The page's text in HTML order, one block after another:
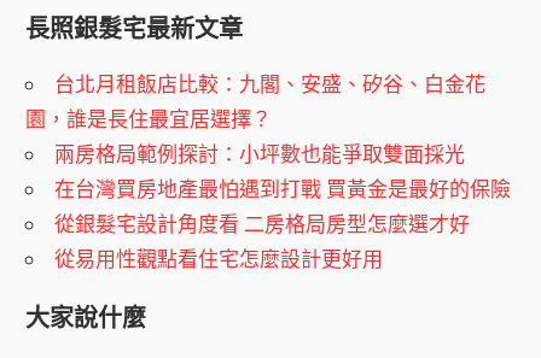
長照銀髮宅最新文章
台北月租飯店比較：九閣、安盛、矽谷、白金花
園，誰是長住最宜居選擇？
兩房格局範例探討：小坪數也能爭取雙面採光
在台灣買房地產最怕遇到打戰 買黃金是最好的保險
從銀髮宅設計角度看 二房格局房型怎麼選才好
從易用性觀點看住宅怎麼設計更好用
大家說什麼